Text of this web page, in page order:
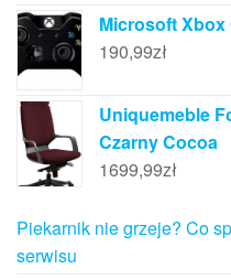
Microsoft Xbox
190,99zł
Uniquemeble
Czarny Cocoa
1699,99zł
Piekarnik nie grzeje? Co
serwisu